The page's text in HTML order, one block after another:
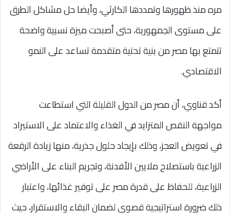
مره منذ ظهورها وتمددها الكارثي، وأيضا حل مشاكل الطرق
على مستوى الجمهورية، حتى أصبحت ميزة نسبية واضحة
تتمتع بها مصر من بنية تحتية متقدمة تساعد على النمو
الاقتصادي.
أكد قناوي، أن مصر من الدول القليلة التي استطاعت
مواجهة النقص المتزايد في الغذاء والاعتماد على الاستيراد
في تعويض العجز، وذلك بإيجاد حلول جذرية، منها زيادة الرقعة
الزراعية باستصلاح ملايين الأفدنة، وتجريم البناء على الأراضي
الزراعية، للحفاظ على قدرة مصر على توفير غذائها، واعتبار
ذلك ضرورة استراتيجية قصوى لضمان البقاء والاستقرار، حيث